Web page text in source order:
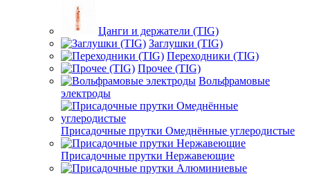
Цанги и держатели (TIG)
Заглушки (TIG)
Переходники (TIG)
Прочее (TIG)
Вольфрамовые
электроды
Присадочные прутки Омеднённые углеродистые
Присадочные прутки Нержавеющие